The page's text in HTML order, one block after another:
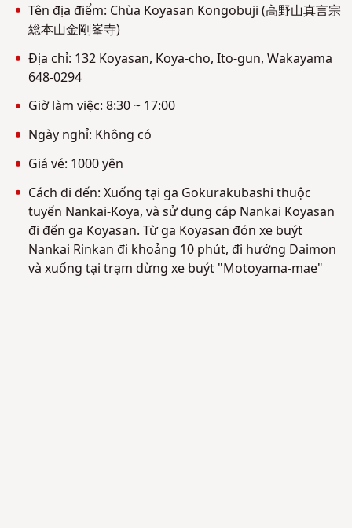
Tên địa điểm: Chùa Koyasan Kongobuji (高野山真言宗
総本山金剛峯寺)
Địa chỉ: 132 Koyasan, Koya-cho, Ito-gun, Wakayama
648-0294
Giờ làm việc: 8:30 ~ 17:00
Ngày nghỉ: Không có
Giá vé: 1000 yên
Cách đi đến: Xuống tại ga Gokurakubashi thuộc
tuyến Nankai-Koya, và sử dụng cáp Nankai Koyasan
đi đến ga Koyasan. Từ ga Koyasan đón xe buýt
Nankai Rinkan đi khoảng 10 phút, đi hướng Daimon
và xuống tại trạm dừng xe buýt "Motoyama-mae"